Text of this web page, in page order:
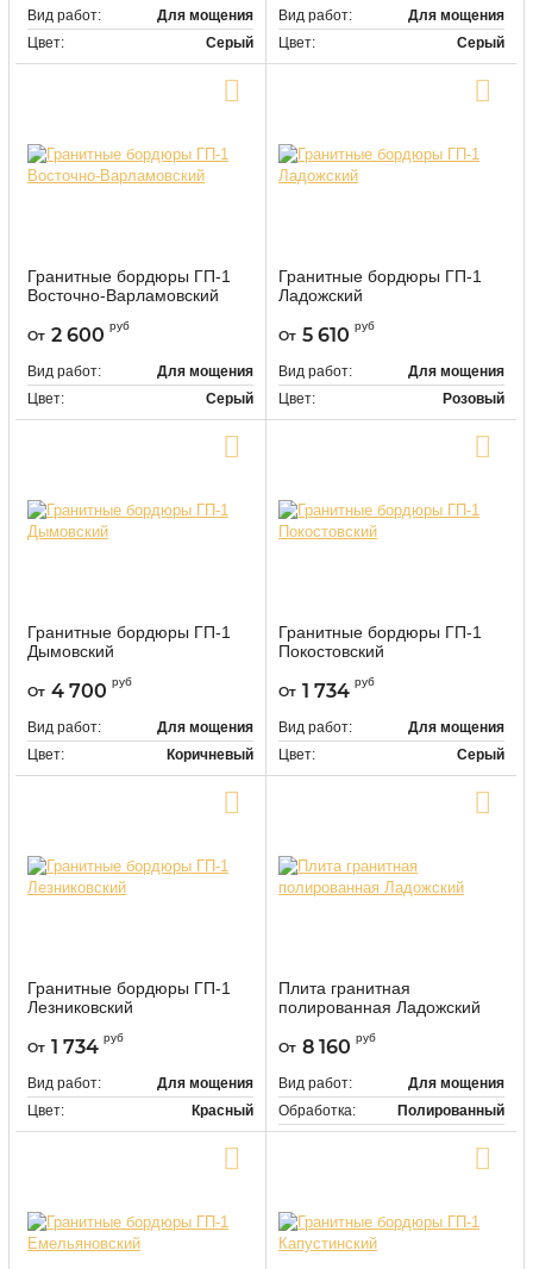
Вид работ:
Для мощения
Цвет:
Серый
Вид работ:
Для мощения
Цвет:
Серый
Гранитные бордюры ГП-1
Восточно-Варламовский
От 2 600 руб
Вид работ:
Для мощения
Цвет:
Серый
Гранитные бордюры ГП-1
Ладожский
9467
От 5 610 руб
Вид работ:
Для мощения
Цвет:
Розовый
Гранитные бордюры ГП-1
Дымовский
От 4 700 руб
Вид работ:
Для мощения
Цвет:
Коричневый
Гранитные бордюры ГП-1
Покостовский
9470
От 1 734 руб
Вид работ:
Для мощения
Цвет:
Серый
Гранитные бордюры ГП-1
Лезниковский
От 1 734 руб
Вид работ:
Для мощения
Цвет:
Красный
Плита гранитная
полированная Ладожский
558285
От 8 160 руб
Вид работ:
Для мощения
Обработка:
Полированный